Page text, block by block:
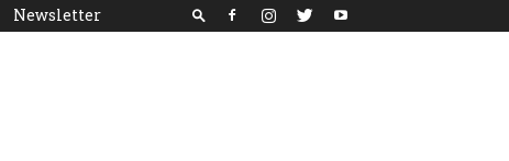
Newsletter